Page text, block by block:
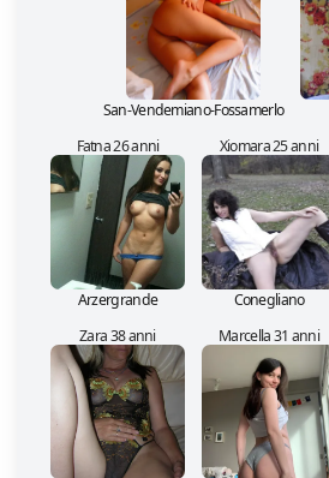
San-Vendemiano-Fossamerlo
Fatna 26 anni
Arzergrande
Xiomara 25 anni
Conegliano
Zara 38 anni
Marcella 31 anni